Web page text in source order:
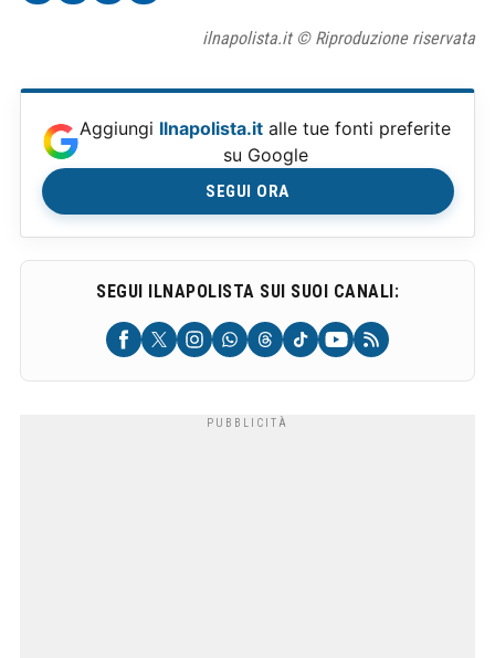
ilnapolista.it © Riproduzione riservata
Aggiungi Ilnapolista.it alle tue fonti preferite
su Google
SEGUI ORA
SEGUI ILNAPOLISTA SUI SUOI CANALI: